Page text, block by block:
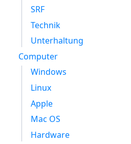
SRF
Technik
Unterhaltung
Computer
Windows
Linux
Apple
Mac OS
Hardware